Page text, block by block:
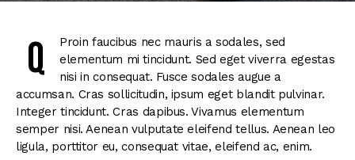
Q
Proin faucibus nec mauris a sodales, sed
elementum mi tincidunt. Sed eget viverra egestas
nisi in consequat. Fusce sodales augue a
accumsan. Cras sollicitudin, ipsum eget blandit pulvinar.
Integer tincidunt. Cras dapibus. Vivamus elementum
semper nisi. Aenean vulputate eleifend tellus. Aenean leo
ligula, porttitor eu, consequat vitae, eleifend ac, enim.